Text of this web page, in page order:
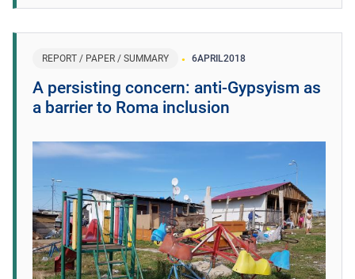
REPORT / PAPER / SUMMARY 6APRIL2018
A persisting concern: anti-Gypsyism as
a barrier to Roma inclusion